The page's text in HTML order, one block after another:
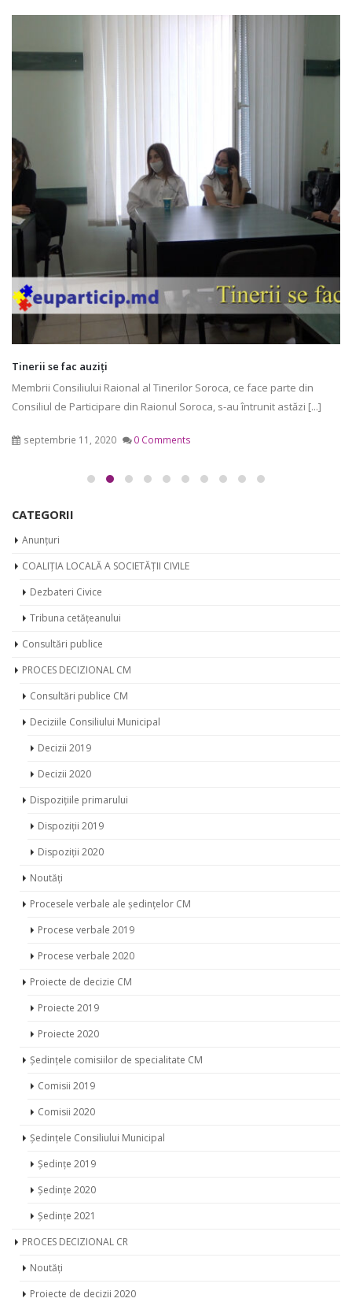
Tinerii se fac auziți
Membrii Consiliului Raional al Tinerilor Soroca, ce face parte din
Consiliul de Participare din Raionul Soroca, s-au întrunit astăzi [...]
septembrie 11, 2020 0 Comments
CATEGORII
Anunțuri
COALIȚIA LOCALĂ A SOCIETĂȚII CIVILE
Dezbateri Civice
Tribuna cetățeanului
Consultări publice
PROCES DECIZIONAL CM
Consultări publice CM
Deciziile Consiliului Municipal
Decizii 2019
Decizii 2020
Dispozițiile primarului
Dispoziții 2019
Dispoziții 2020
Noutăți
Procesele verbale ale ședințelor CM
Procese verbale 2019
Procese verbale 2020
Proiecte de decizie CM
Proiecte 2019
Proiecte 2020
Ședințele comisiilor de specialitate CM
Comisii 2019
Comisii 2020
Ședințele Consiliului Municipal
Ședințe 2019
Ședințe 2020
Ședințe 2021
PROCES DECIZIONAL CR
Noutăți
Proiecte de decizii 2020